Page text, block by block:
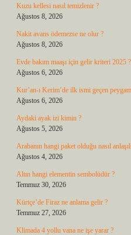
Kuzu kellesi nasıl temizlenir ?
Ağustos 8, 2026
Nakit avans ödemezse ne olur ?
Ağustos 8, 2026
Evde bakım maaşı için gelir kriteri 2025 ?
Ağustos 6, 2026
Kur’an-ı Kerim’de ilk ismi geçen
Ağustos 6, 2026
Aydaki ayak izi kimin ?
Ağustos 5, 2026
Arabanın hangi paket olduğu nasıl
Ağustos 4, 2026
Altın hangi elementin sembolüdür ?
Temmuz 30, 2026
Kürtçe’de Firaz ne anlama gelir ?
Temmuz 27, 2026
Klimada 4 yollu vana ne işe yarar ?